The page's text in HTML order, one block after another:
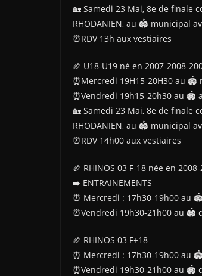
🏡 Samedi 23 Mai, 8e de finale
RHODANIEN, au 🏟️ municipal
⏰️RDV 13h aux vestiaires
🏉 U18-U19 né en 2007-2008-
⏰️Mercredi 19H15-20H30 au 🏟️
⏰️Vendredi 19h15-20h30 au 🏟️
🏡 Samedi 23 Mai, 8e de finale
RHODANIEN, au 🏟️ municipal
⏰️RDV 14h00 aux vestiaires
🏉 RHINOS 03 F-18 née en
➡️ ENTRAINEMENTS
⏰ Mercredi : 17h30-19h00 au
⏰Vendredi 19h30-21h00 au 🏟️
🏉 RHINOS 03 F+18
⏰ Mercredi : 17h30-19h00 au
⏰Vendredi 19h30-21h00 au 🏟️